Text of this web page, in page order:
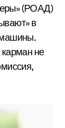
(РОАД)
в
машины.
не